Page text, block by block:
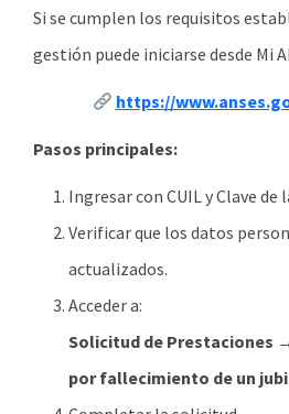
Si se cumplen los requisitos
gestión puede iniciarse desde Mi
https://
Pasos principales:
Ingresar con CUIL y Clave de
Verificar que los datos
actualizados.
Acceder a:
Solicitud de Prestaciones
por fallecimiento de un